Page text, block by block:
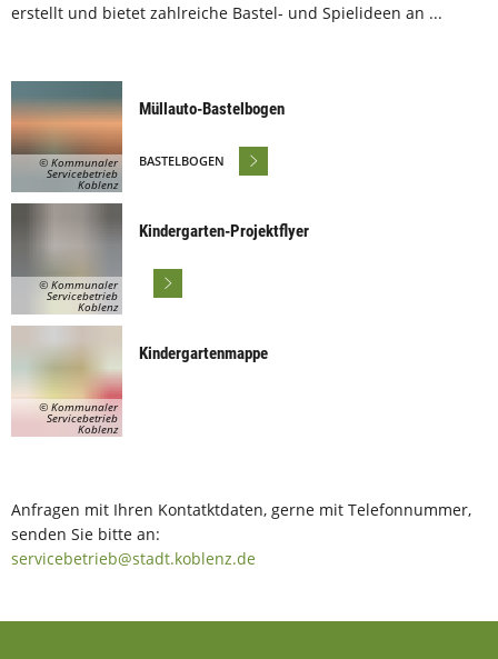
erstellt und bietet zahlreiche Bastel- und Spielideen an ...
© Kommunaler
Servicebetrieb
Koblenz
Müllauto-Bastelbogen
BASTELBOGEN
© Kommunaler
Servicebetrieb
Koblenz
Kindergarten-Projektflyer
© Kommunaler
Servicebetrieb
Koblenz
Kindergartenmappe
Anfragen mit Ihren Kontatktdaten, gerne mit Telefonnummer,
senden Sie bitte an:
servicebetrieb@stadt.koblenz.de